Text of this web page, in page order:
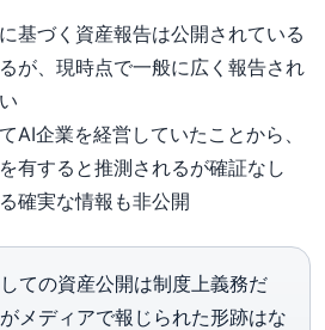
基づく資産報告は公開されている
が、現時点で一般に広く報告され
AI企業を経営していたことから、
有すると推測されるが確証なし
確実な情報も非公開
ての資産公開は制度上義務だ
メディアで報じられた形跡はな